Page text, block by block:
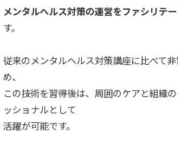
メンタルヘルス対策の運営をファシリテ
す。
従来のメンタルヘルス対策講座に比べて
め、
この技術を習得後は、周囲のケアと組織
ッショナルとして
活躍が可能です。